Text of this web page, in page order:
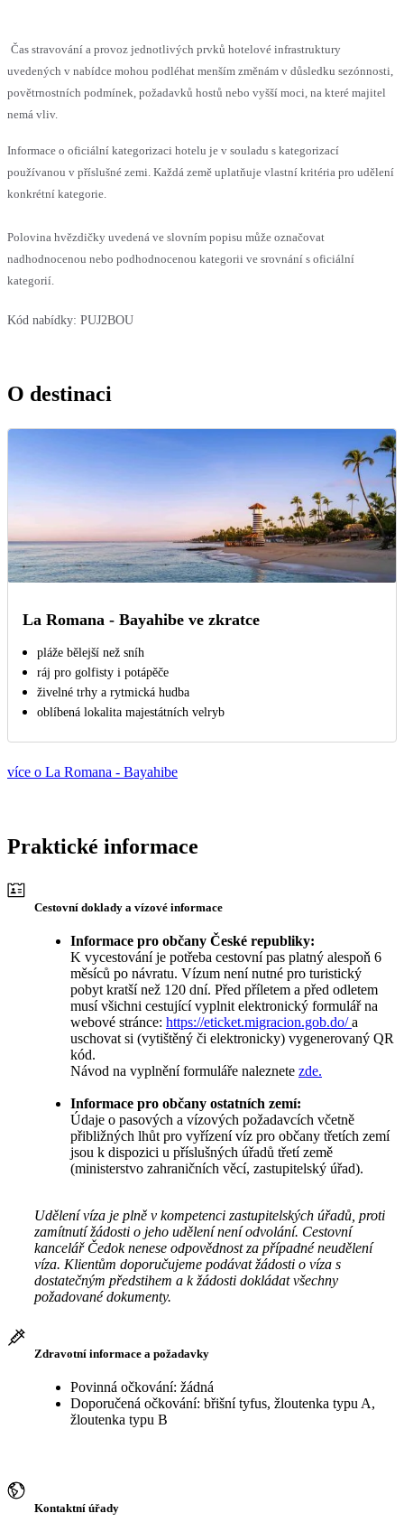
Čas stravování a provoz jednotlivých prvků hotelové infrastruktury
uvedených v nabídce mohou podléhat menším změnám v důsledku sezónnosti,
povětrnostních podmínek, požadavků hostů nebo vyšší moci, na které majitel
nemá vliv.
Informace o oficiální kategorizaci hotelu je v souladu s kategorizací
používanou v příslušné zemi. Každá země uplatňuje vlastní kritéria pro udělení
konkrétní kategorie.
Polovina hvězdičky uvedená ve slovním popisu může označovat
nadhodnocenou nebo podhodnocenou kategorii ve srovnání s oficiální
kategorií.
Kód nabídky: PUJ2BOU
O destinaci
La Romana - Bayahibe ve zkratce
pláže bělejší než sníh
ráj pro golfisty i potápěče
živelné trhy a rytmická hudba
oblíbená lokalita majestátních velryb
více o La Romana - Bayahibe
Praktické informace
Cestovní doklady a vízové informace
Informace pro občany České republiky:
K vycestování je potřeba cestovní pas platný alespoň 6
měsíců po návratu. Vízum není nutné pro turistický
pobyt kratší než 120 dní. Před příletem a před odletem
musí všichni cestující vyplnit elektronický formulář na
webové stránce: https://eticket.migracion.gob.do/a
uschovat si (vytištěný či elektronicky) vygenerovaný QR
kód.
Návod na vyplnění formuláře naleznete zde.
Informace pro občany ostatních zemí:
Údaje o pasových a vízových požadavcích včetně
přibližných lhůt pro vyřízení víz pro občany třetích zemí
jsou k dispozici u příslušných úřadů třetí země
(ministerstvo zahraničních věcí, zastupitelský úřad).
Udělení víza je plně v kompetenci zastupitelských úřadů, proti
zamítnutí žádosti o jeho udělení není odvolání. Cestovní
kancelář Čedok nenese odpovědnost za případné neudělení
víza. Klientům doporučujeme podávat žádosti o víza s
dostatečným předstihem a k žádosti dokládat všechny
požadované dokumenty.
Zdravotní informace a požadavky
Povinná očkování: žádná
Doporučená očkování: břišní tyfus, žloutenka typu A,
žloutenka typu B
Kontaktní úřady